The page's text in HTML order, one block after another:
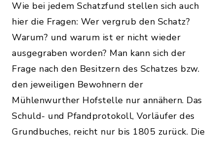
Wie bei jedem Schatzfund stellen sich auch
hier die Fragen: Wer vergrub den Schatz?
Warum? und warum ist er nicht wieder
ausgegraben worden? Man kann sich der
Frage nach den Besitzern des Schatzes bzw.
den jeweiligen Bewohnern der
Mühlenwurther Hofstelle nur annähern. Das
Schuld- und Pfandprotokoll, Vorläufer des
Grundbuches, reicht nur bis 1805 zurück. Die